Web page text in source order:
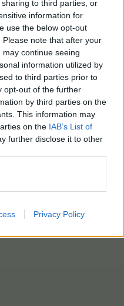
to third parties, or
information for
use the below opt-out
note that after your
continue seeing
information utilized by
to third parties prior to
opt-out of the further
by third parties on the
This information may
on the IAB’s List of
further disclose it to other
Privacy Policy